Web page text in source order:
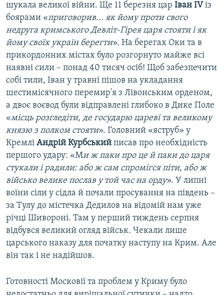
шукала великої війни. Ще 11 березня цар Іван IV із
боярами «приговорив... як йому проти свого
недруга кримського Девліт-Гірея царя стояти і як
йому своїх україн берегти». На берегах Оки та в
прикордонних містах було розгорнуто майже всі
наявні сили – понад 40 тисяч осіб! Щоб забезпечити
собі тили, Іван у травні пішов на укладання
шестимісячного перемир'я з Лівонським орденом,
а двоє воєвод були відправлені глибоко в Дике Поле
«місць розгледіти, де государю цареві та великому
князю з полком стояти». Головний «яструб» у
Кремлі Андрій Курбський писав про необхідність
першого удару: «Ми ж паки про це й паки до царя
стукали і радили: або ж сам спромігся піти, або ж
військо велике послав у той час на орду». У липні
воїни сіли у сідла й почали просування на південь –
за Тулу до містечка Дедилов на відомій нам уже
річці Шивороні. Там у перший тиждень серпня
відбувся великий огляд військ. Чекали лише
царського наказу для початку наступу на Крим. Але
він так і не надійшов.
Готовності Московії та проблем у Криму було